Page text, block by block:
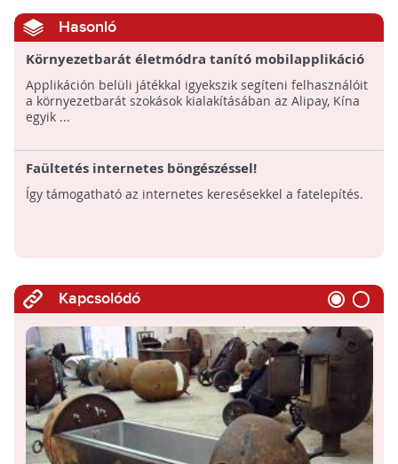
Hasonló
Környezetbarát életmódra tanító mobilapplikáció
jelent meg Kínában
Applikáción belüli játékkal igyekszik segíteni felhasználóit
a környezetbarát szokások kialakításában az Alipay, Kína
egyik ...
Faültetés internetes böngészéssel!
Így támogatható az internetes keresésekkel a fatelepítés.
Kapcsolódó